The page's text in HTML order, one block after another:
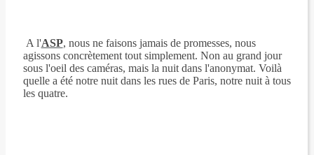
A l'ASP, nous ne faisons jamais de promesses, nous
agissons concrètement tout simplement. Non au grand jour
sous l'oeil des caméras, mais la nuit dans l'anonymat. Voilà
quelle a été notre nuit dans les rues de Paris, notre nuit à tous
les quatre.